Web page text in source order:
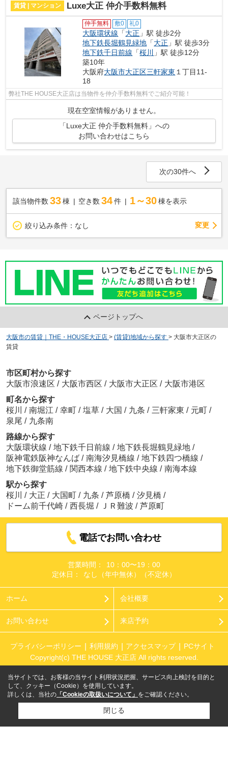
賃貸 | マンション Luxe大正 仲介手数料無料
仲手無料 敷0 礼0
大阪環状線 「大正 」駅 徒歩2分
地下鉄長堀鶴見緑地 「大正 」駅 徒歩3分
地下鉄千日前線 「桜川
」駅 徒歩12分
築10年
大阪府大阪市大正区三軒家東 １丁目11-
18
弊社THE HOUSE大正店は当物件を仲介手数料無料でご紹介可能！
現在空室情報がありません。
「Luxe大正 仲介手数料無料」への
お問い合わせはこちら
次の30件へ
該当物件数 33棟 空き数 34 件 1～30 棟を表示
絞り込み条件： なし 変更
ページトップへ
大阪市の賃貸｜THE・HOUSE大正店 > (賃貸)地域から探す > 大阪市大正区の
賃貸
市区町村から探す
大阪市浪速区 / 大阪市西区 / 大阪市大正区 / 大阪市港区
町名から探す
桜川 / 南堀江 / 幸町 / 塩草 / 大国 / 九条 / 三軒家東 / 元町 /
泉尾 / 九条南
路線から探す
大阪環状線 / 地下鉄千日前線 / 地下鉄長堀鶴見緑地 /
阪神電鉄阪神なんば / 南海汐見橋線 / 地下鉄四つ橋線 /
地下鉄御堂筋線 / 関西本線 / 地下鉄中央線 / 南海本線
駅から探す
桜川
/ 大正 / 大国町 / 九条 / 芦原橋 / 汐見橋 /
ドーム前千代崎 / 西長堀 / ＪＲ難波 / 芦原町
電話でお問い合わせ
営業時間：
10：00〜19：00
定休日：
なし（年中無休）（不定休）
ホーム 会社概要
お問い合わせ 来店予約
プライバシーポリシー 利用規約 アクセスマップ
PCサイト
Copyright(c) THE HOUSE 大正店 All rights reserved.
当サイトでは、お客様の当サイト利用状況把握、サービス向上検討を目的と
して、クッキー（Cookie）を使用しています。
詳しくは、当社の 「Cookieの取扱いについて」 をご確認ください。
閉じる